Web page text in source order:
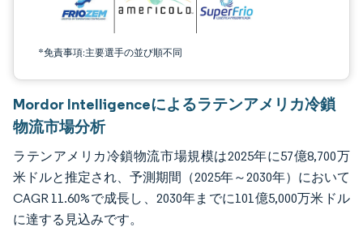
*免責事項:主要選手の並び順不同
Mordor Intelligenceによるラテンアメリカ冷鎖
物流市場分析
ラテンアメリカ冷鎖物流市場規模は2025年に57億8,700万
米ドルと推定され、予測期間（2025年～2030年）において
CAGR 11.60%で成長し、2030年までに101億5,000万米ドル
に達する見込みです。